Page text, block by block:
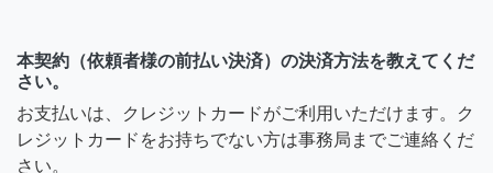
本契約（依頼者様の前払い決済）の決済方法を教えてくだ
さい。
お支払いは、クレジットカードがご利用いただけます。ク
レジットカードをお持ちでない方は事務局までご連絡くだ
さい。